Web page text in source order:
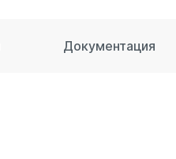
Документация